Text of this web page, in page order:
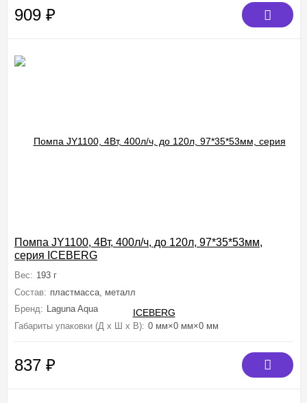
909 ₽
Помпа JY1100, 4Вт, 400л/ч, до 120л, 97*35*53мм,
серия ICEBERG
Вес: 193 г
Состав: пластмасса, металл
Бренд: Laguna Aqua
Габариты упаковки (Д х Ш х В): 0 мм×0 мм×0 мм
837 ₽